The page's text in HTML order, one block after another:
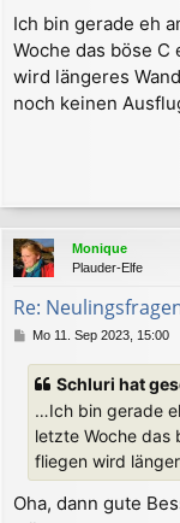
Ich bin gerade eh
Woche das böse
wird längeres
noch keinen
Monique
Plauder-Elfe
Re:
BMo 11. Sep 2023, 15:00
Schluri hat
…Ich bin gerade
letzte Woche das
fliegen wird
Oha, dann gute